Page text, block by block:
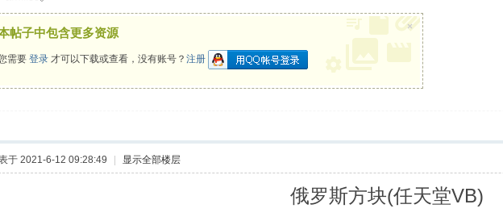
帖子中包含更多资源
需要登录 才可以下载或查看，没有账号？注册
×
于 2021-6-12 09:28:49 | 显示全部楼层
俄罗斯方块(任天堂VB)